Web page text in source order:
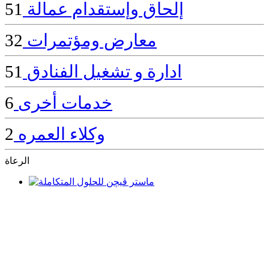
إلحاق وإستقدام عمالة 51
معارض ومؤتمرات 32
ادارة و تشغيل الفنادق 51
خدمات أخرى 6
وكلاء العمره 2
الرعاة